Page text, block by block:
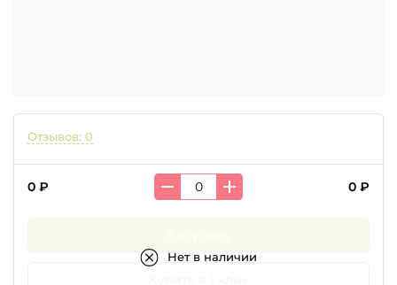
Отзывов: 0
0 ₽ 0 ₽
Нет в наличии